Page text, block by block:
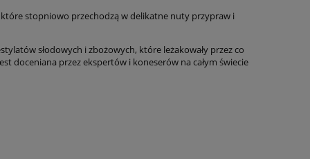
stopniowo przechodzą w delikatne nuty przypraw i
słodowych i zbożowych, które leżakowały przez co
doceniana przez ekspertów i koneserów na całym świecie